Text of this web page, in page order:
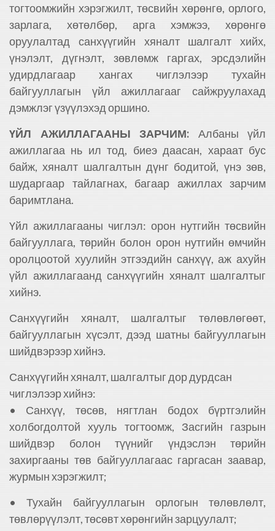
тогтоомжийн хэрэгжилт, төсвийн хөрөнгө, орлого,
зарлага, хөтөлбөр, арга хэмжээ, хөрөнгө
оруулалтад санхүүгийн хяналт шалгалт хийх,
үнэлэлт, дүгнэлт, зөвлөмж гаргах, эрсдэлийн
удирдлагаар хангах чиглэлээр тухайн
байгууллагын үйл ажиллагааг сайжруулахад
дэмжлэг үзүүлэхэд оршино.
ҮЙЛ АЖИЛЛАГААНЫ ЗАРЧИМ: Албаны үйл
ажиллагаа нь ил тод, биеэ даасан, хараат бус
байж, хяналт шалгалтын дүнг бодитой, үнэ зөв,
шударгаар тайлагнах, багаар ажиллах зарчим
баримтлана.
Үйл ажиллагааны чиглэл: орон нутгийн төсвийн
байгууллага, төрийн болон орон нутгийн өмчийн
оролцоотой хуулийн этгээдийн санхүү, аж ахуйн
үйл ажиллагаанд санхүүгийн хяналт шалгалтыг
хийнэ.
Санхүүгийн хяналт, шалгалтыг төлөвлөгөөт,
байгууллагын хүсэлт, дээд шатны байгууллагын
шийдвэрээр хийнэ.
Санхүүгийн хяналт, шалгалтыг дор дурдсан
чиглэлээр хийнэ:
• Санхүү, төсөв, нягтлан бодох бүртгэлийн
холбогдолтой хууль тогтоомж, Засгийн газрын
шийдвэр болон түүнийг үндэслэн төрийн
захиргааны төв байгууллагаас гаргасан заавар,
журмын хэрэгжилт;
• Тухайн байгууллагын орлогын төлөвлөлт,
төвлөрүүлэлт, төсөвт хөрөнгийн зарцуулалт;